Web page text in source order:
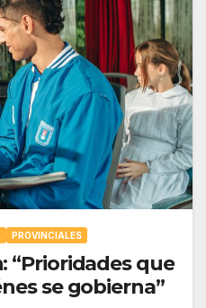
PROVINCIALES
“Prioridades que
se gobierna”